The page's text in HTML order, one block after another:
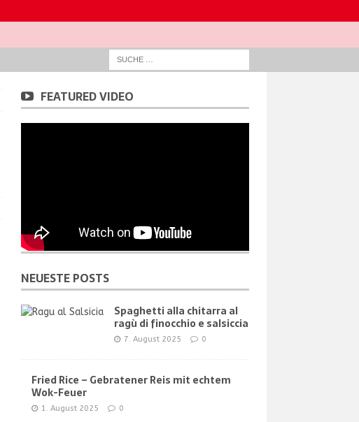
FEATURED VIDEO
NEUESTE POSTS
Spaghetti alla chitarra al
ragù di finocchio e salsiccia
7. August 2025 0
Fried Rice – Gebratener Reis mit echtem
Wok-Feuer
1. August 2025 0